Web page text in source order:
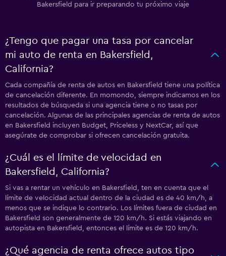
Bakersfield para ir preparando tu próximo viaje
¿Tengo que pagar una tasa por cancelar
mi auto de renta en Bakersfield,
California?
Cada compañía de renta de autos en Bakersfield tiene una política
de cancelación diferente. En momondo, siempre indicamos en los
resultados de búsqueda si una agencia tiene o no tasas por
cancelación. Algunas de las principales agencias de renta de autos
en Bakersfield incluyen Budget, Priceless y NextCar, así que
asegúrate de comprobar si ofrecen cancelación gratuita.
¿Cuál es el límite de velocidad en
Bakersfield, California?
Si vas a rentar un vehículo en Bakersfield, ten en cuenta que el
límite de velocidad actual dentro de la ciudad es de 40 km/h, a
menos que se indique lo contrario. Los límites fuera de ciudad en
Bakersfield son generalmente de 120 km/h. Si estás viajando en
autopista en Bakersfield, entonces el límite es de 120 km/h.
¿Qué agencia de renta ofrece autos tipo